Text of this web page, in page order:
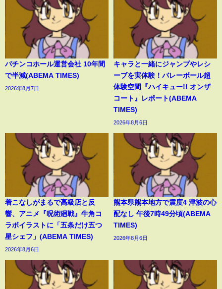
パチンコホール運営会社 10年間
で半減(ABEMA TIMES)
2026年8月7日
キャラと一緒にジャンプやレシ
ーブを実体験！バレーボール超
体験空間『ハイキュー!! オンザ
コート』レポート(ABEMA
TIMES)
2026年8月6日
着こなしがまるで高級店と反
響、アニメ『呪術廻戦』牛角コ
ラボイラストに「五条だけ五つ
星シェフ」(ABEMA TIMES)
2026年8月6日
熊本県熊本地方で震度4 津波の心
配なし 午後7時49分頃(ABEMA
TIMES)
2026年8月6日